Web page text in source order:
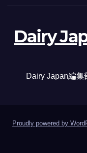
Dairy
Dairy Japan編集
Proudly powered by